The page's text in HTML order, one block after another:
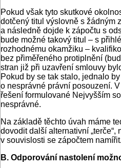
Pokud však tyto skutkové
dotčený titul výslovně s žádným
a následně dojde k zápočtu s
bude možné takový titul – s
rozhodnému okamžiku –
bez přiměřeného protiplnění
stran již při uzavření smlouvy
Pokud by se tak stalo, jednalo
o nesprávné právní posouzení.
řešení formulované Nejvyšším
nesprávné.
Na základě těchto úvah máme
dovodit další alternativní „terče“,
v souvislosti se zápočtem namířit.
B. Odporování nastolení